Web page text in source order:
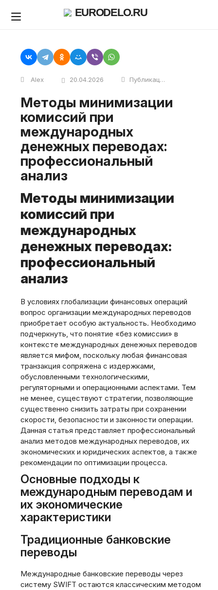
EURODELO.RU
Alex 20.04.2026 Публикации
Методы минимизации
комиссий при
международных
денежных переводах:
профессиональный
анализ
Методы минимизации
комиссий при
международных
денежных переводах:
профессиональный
анализ
В условиях глобализации финансовых операций
вопрос организации международных переводов
приобретает особую актуальность. Необходимо
подчеркнуть, что понятие «без комиссии» в
контексте международных денежных переводов
является мифом, поскольку любая финансовая
транзакция сопряжена с издержками,
обусловленными технологическими,
регуляторными и операционными аспектами. Тем
не менее, существуют стратегии, позволяющие
существенно снизить затраты при сохранении
скорости, безопасности и законности операции.
Данная статья представляет профессиональный
анализ методов международных переводов, их
экономических и юридических аспектов, а также
рекомендации по оптимизации процесса.
Основные подходы к
международным переводам и
их экономические
характеристики
Традиционные банковские
переводы
Международные банковские переводы через
систему SWIFT остаются классическим методом